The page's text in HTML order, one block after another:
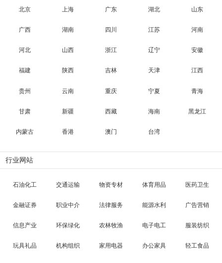
北京 上海 广东 湖北 山东
广西 湖南 四川 江苏 河南
河北 山西 浙江 辽宁 安徽
福建 陕西 吉林 天津 江西
贵州 云南 重庆 宁夏 青海
甘肃 新疆 西藏 海南 黑龙江
内蒙古 香港 澳门 台湾
行业网站
石油化工 交通运输 物资专材 体育用品 医药卫生
金融证券 职业中介 法律服务 能源水利 广告营销
信息产业 环保绿化 农林牧渔 电子电工 服装纺织
玩具礼品 机构组织 家用电器 办公家具 轻工食品